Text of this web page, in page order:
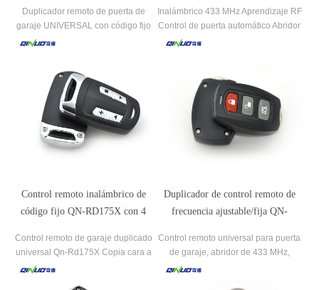
Duplicador remoto de puerta de
garaje UNIVERSAL con código fijo
control remoto
Inalámbrico 433 MHz Aprendizaje RF
Control de puerta automático Abridor
de puerta de garaje Transmisor de
acero galvanizado
Control remoto inalámbrico de
código fijo QN-RD175X con 4
Control remoto de garaje duplicado
universal Qn-Rd175X Copia cara a
Duplicador de control remoto de
frecuencia ajustable/fija QN-
Control remoto universal para puerta
de garaje, abridor de 433 MHz,
clonación, duplicador de Control